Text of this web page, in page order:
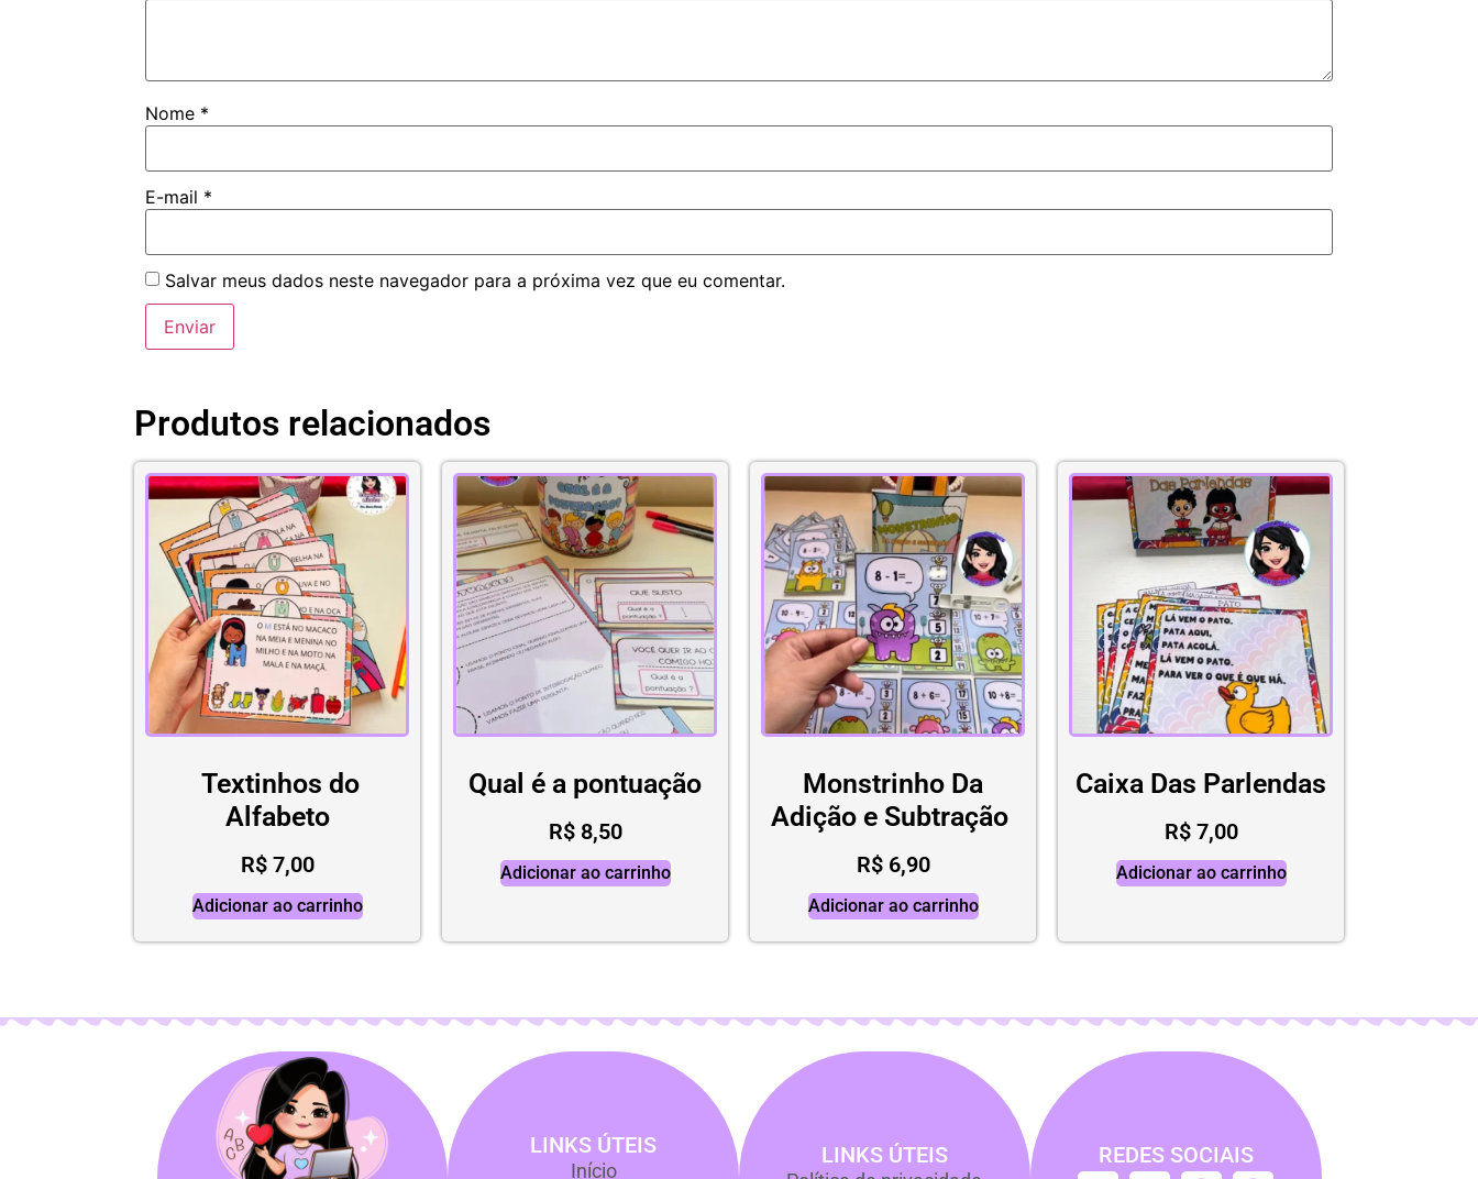
Nome *
E-mail *
Salvar meus dados neste navegador para a próxima vez que eu comentar.
Produtos relacionados
Textinhos do
Alfabeto
R$7,00
Adicionar ao carrinho
Qual é a pontuação
R$8,50
Adicionar ao carrinho
Monstrinho Da
Adição e Subtração
R$6,90
Adicionar ao carrinho
Caixa Das Parlendas
R$7,00
Adicionar ao carrinho
LINKS ÚTEIS
Início
LINKS ÚTEIS REDES SOCIAIS